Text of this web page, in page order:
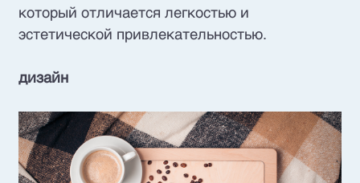
который отличается легкостью и
эстетической привлекательностью.
дизайн